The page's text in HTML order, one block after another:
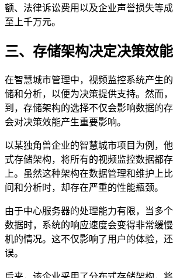
额、法律诉讼费用以及企业声誉损失等
至上千万元。
三、存储架构决定决策效
在智慧城市管理中，视频监控系统产生
储和分析，以便为决策提供支持。然而
到，存储架构的选择不仅会影响数据的
会对决策效能产生重要影响。
以某独角兽企业的智慧城市项目为例，
式存储架构，将所有的视频监控数据都
上。虽然这种架构在数据管理和维护上
问和分析时，却存在严重的性能瓶颈。
由于中心服务器的处理能力有限，当多
数据时，系统的响应速度会变得非常缓
机的情况。这不仅影响了用户的体验，
误。